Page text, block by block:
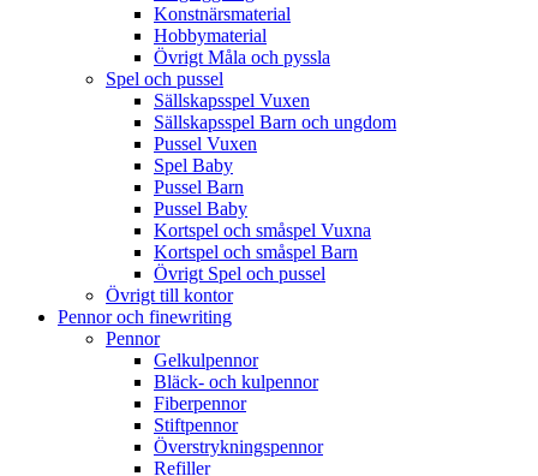
Konstnärsmaterial
Hobbymaterial
Övrigt Måla och pyssla
Spel och pussel
Sällskapsspel Vuxen
Sällskapsspel Barn och ungdom
Pussel Vuxen
Spel Baby
Pussel Barn
Pussel Baby
Kortspel och småspel Vuxna
Kortspel och småspel Barn
Övrigt Spel och pussel
Övrigt till kontor
Pennor och finewriting
Pennor
Gelkulpennor
Bläck- och kulpennor
Fiberpennor
Stiftpennor
Överstrykningspennor
Refiller